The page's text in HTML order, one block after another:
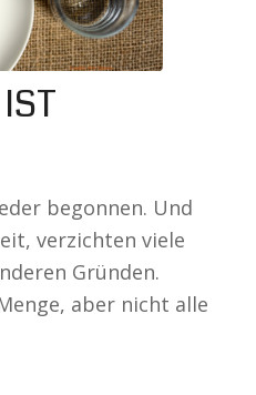
begonnen. Und
verzichten viele
Gründen.
aber nicht alle